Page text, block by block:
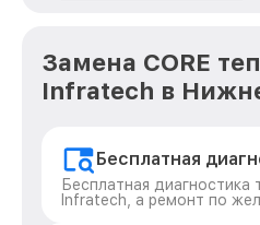
Замена CORE
Infratech в
Бесплатная
Бесплатная диагностика
Infratech, а ремонт по